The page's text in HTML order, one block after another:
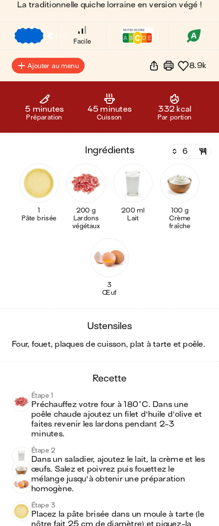
La traditionnelle quiche lorraine en version végé !
€
Facile
Ajouter au menu 8.9k
5 minutes
Préparation
45 minutes
Cuisson
332 kcal
Par portion
ingrédients
1
Pâte brisée
200 g
Lardons
végétaux
200 ml
Lait
100 g
Crème
fraîche
3
Œuf
ustensiles
four, fouet, plaques de cuisson, plat à tarte et poêle.
recette
Étape 1
Préchauffez votre four à 180°C. Dans une
poêle chaude ajoutez un filet d'huile d'olive et
faites revenir les lardons pendant 2-3
minutes.
Étape 2
Dans un saladier, ajoutez le lait, la crème et les
œufs. Salez et poivrez puis fouettez le
mélange jusqu'à obtenir une préparation
homogène.
Étape 3
Placez la pâte brisée dans un moule à tarte (le
nôtre fait 25 cm de diamètre) et piquez-la